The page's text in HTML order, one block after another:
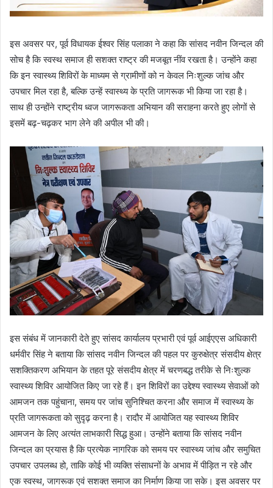
इस अवसर पर, पूर्व विधायक ईश्वर सिंह पलाका ने कहा कि सांसद नवीन जिन्दल की
सोच है कि स्वस्थ समाज ही सशक्त राष्ट्र की मजबूत नींव रखता है। उन्होंने कहा
कि इन स्वास्थ्य शिविरों के माध्यम से ग्रामीणों को न केवल निःशुल्क जांच और
उपचार मिल रहा है, बल्कि उन्हें स्वास्थ्य के प्रति जागरूक भी किया जा रहा है।
साथ ही उन्होंने राष्ट्रीय ध्वज जागरूकता अभियान की सराहना करते हुए लोगों से
इसमें बढ़-चढ़कर भाग लेने की अपील भी की।
इस संबंध में जानकारी देते हुए सांसद कार्यालय प्रभारी एवं पूर्व आईएएस अधिकारी
धर्मवीर सिंह ने बताया कि सांसद नवीन जिन्दल की पहल पर कुरुक्षेत्र संसदीय क्षेत्र
सशक्तिकरण अभियान के तहत पूरे संसदीय क्षेत्र में चरणबद्ध तरीके से निःशुल्क
स्वास्थ्य शिविर आयोजित किए जा रहे हैं। इन शिविरों का उद्देश्य स्वास्थ्य सेवाओं को
आमजन तक पहुंचाना, समय पर जांच सुनिश्चित करना और समाज में स्वास्थ्य के
प्रति जागरूकता को सुदृढ़ करना है। रादौर में आयोजित यह स्वास्थ्य शिविर
आमजन के लिए अत्यंत लाभकारी सिद्ध हुआ। उन्होंने बताया कि सांसद नवीन
जिन्दल का प्रयास है कि प्रत्येक नागरिक को समय पर स्वास्थ्य जांच और समुचित
उपचार उपलब्ध हो, ताकि कोई भी व्यक्ति संसाधनों के अभाव में पीड़ित न रहे और
एक स्वस्थ, जागरूक एवं सशक्त समाज का निर्माण किया जा सके। इस अवसर पर